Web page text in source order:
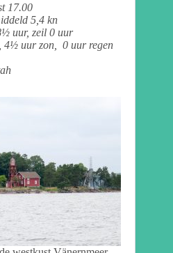
17.00
5,4 kn
uur, zeil 0 uur
4½ uur zon, 0 uur regen